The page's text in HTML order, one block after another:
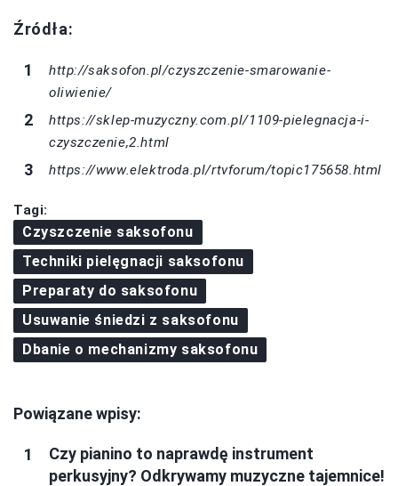
Źródła:
http://saksofon.pl/czyszczenie-smarowanie-
oliwienie/
https://sklep-muzyczny.com.pl/1109-pielegnacja-i-
czyszczenie,2.html
https://www.elektroda.pl/rtvforum/topic175658.html
Tagi:
Czyszczenie saksofonu
Techniki pielęgnacji saksofonu
Preparaty do saksofonu
Usuwanie śniedzi z saksofonu
Dbanie o mechanizmy saksofonu
Powiązane wpisy:
Czy pianino to naprawdę instrument
perkusyjny? Odkrywamy muzyczne tajemnice!